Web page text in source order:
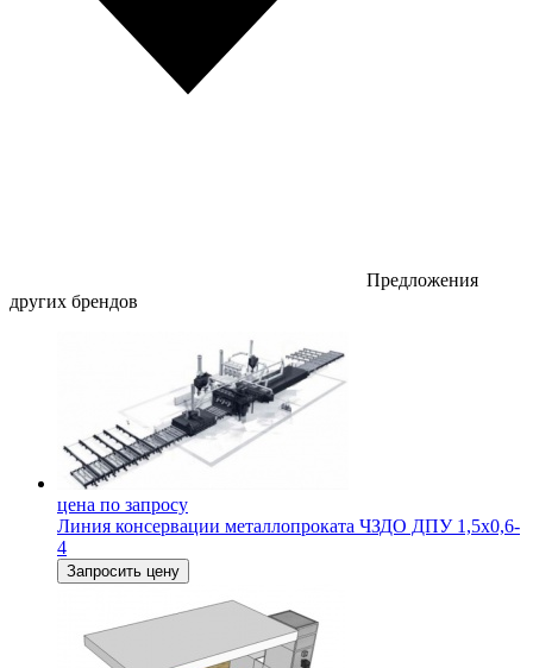
Предложения
других брендов
цена по запросу
Линия консервации металлопроката ЧЗДО ДПУ 1,5х0,6-
4
Запросить цену